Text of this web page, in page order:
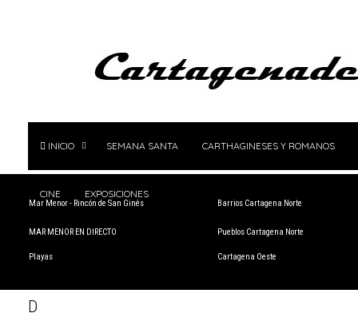
INICIO SEMANA SANTA CARTHAGINESES Y ROMANOS
CINE EXPOSICIONES
Mar Menor - Rincón de San Ginés
MAR MENOR EN DIRECTO
Playas
Barrios Cartagena Norte
Pueblos Cartagena Norte
Cartagena Oeste
D